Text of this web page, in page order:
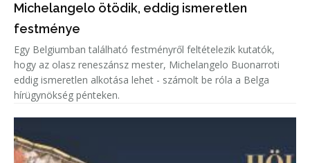
Michelangelo ötödik, eddig ismeretlen
festménye
Egy Belgiumban található festményről feltételezik kutatók,
hogy az olasz reneszánsz mester, Michelangelo Buonarroti
eddig ismeretlen alkotása lehet - számolt be róla a Belga
hírügynökség pénteken.